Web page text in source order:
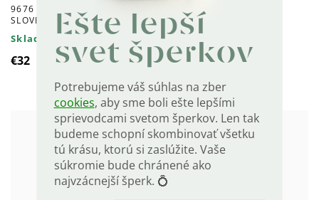
Ešte lepší
svet šperkov
Potrebujeme váš súhlas na zber
cookies, aby sme boli ešte lepšími
sprievodcami svetom šperkov. Len tak
budeme schopní skombinovať všetku
tú krásu, ktorú si zaslúžite. Vaše
súkromie bude chránené ako
najvzácnejší šperk. 💍
9676 Povrázkový náramok
SLOVENSKÝ KRÍŽ
Skladom
€32
9675 Strieborná brošňa
SLOVENSKÝ KRÍŽ
Skladom
€40,80